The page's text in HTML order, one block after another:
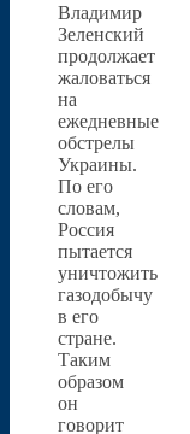
Владимир
Зеленский
продолжает
жаловаться
на
ежедневные
обстрелы
Украины.
По его
словам,
Россия
пытается
уничтожить
газодобычу
в его
стране.
Таким
образом
он
говорит